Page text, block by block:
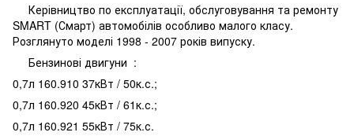
Керівництво по експлуатації, обслуговування та ремонту
SMART (Смарт) автомобілів особливо малого класу.
Розглянуто моделі 1998 - 2007 років випуску.
Бензинові двигуни :
0,7л 160.910 37кВт / 50к.с.;
0,7л 160.920 45кВт / 61к.с.;
0,7л 160.921 55кВт / 75к.с.